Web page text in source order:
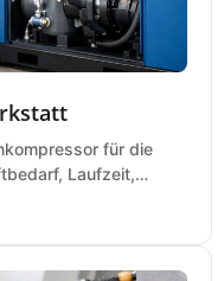
für die
Laufzeit,